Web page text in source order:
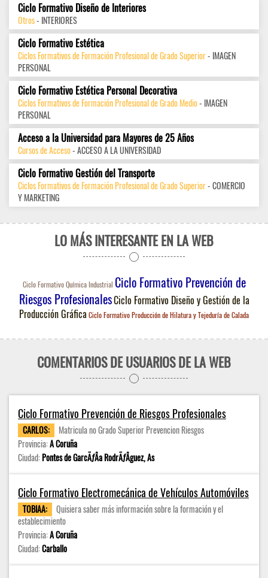
Ciclo Formativo Diseño de Interiores
Otros- INTERIORES
Ciclo Formativo Estética
Ciclos Formativos de Formación Profesional de Grado Superior- IMAGEN
PERSONAL
Ciclo Formativo Estética Personal Decorativa
Ciclos Formativos de Formación Profesional de Grado Medio- IMAGEN
PERSONAL
Acceso a la Universidad para Mayores de 25 Años
Cursos de Acceso- ACCESO A LA UNIVERSIDAD
Ciclo Formativo Gestión del Transporte
Ciclos Formativos de Formación Profesional de Grado Superior- COMERCIO
Y MARKETING
LO MÁS INTERESANTE EN LA WEB
Ciclo Formativo Química Industrial Ciclo Formativo Prevención de
Riesgos ProfesionalesCiclo Formativo Diseño y Gestión de la
Producción GráficaCiclo Formativo Producción de Hilatura y Tejeduría de Calada
COMENTARIOS DE USUARIOS DE LA WEB
Ciclo Formativo Prevención de Riesgos Profesionales
CARLOS:
Matricula no Grado Superior Prevencion Riesgos
Provincia:A Coruña
Ciudad:Pontes de GarcÃƒÂ­a RodrÃƒÂ­guez, As
Ciclo Formativo Electromecánica de Vehículos Automóviles
TOBIAA:
Quisiera saber más información sobre la formación y el
establecimiento
Provincia:A Coruña
Ciudad:Carballo